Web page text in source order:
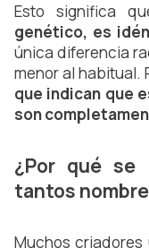
Esto significa
genético, es
única diferencia
menor al habitual.
que indican que
son
¿Por qué se
tantos
Muchos criadores